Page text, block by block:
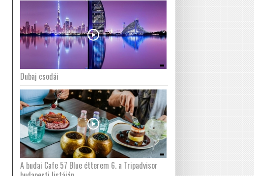
Dubaj csodái
A budai Cafe 57 Blue étterem 6. a Tripadvisor